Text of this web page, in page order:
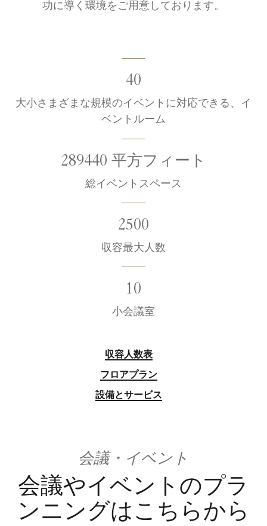
功に導く環境をご用意しております。
40
大小さまざまな規模のイベントに対応できる、イ
ベントルーム
289440 平方フィート
総イベントスペース
2500
収容最大人数
10
小会議室
収容人数表
フロアプラン
設備とサービス
会議・イベント
会議やイベントのプラ
ンニングはこちらから